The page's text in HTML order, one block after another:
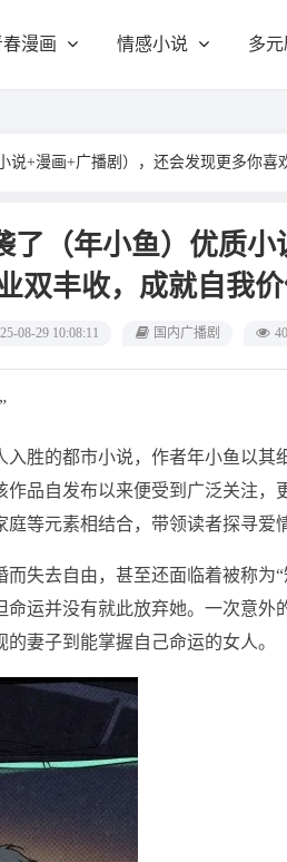
春漫画 情感小说 多
+漫画+广播剧），还会发现更多你喜
了（年小鱼）优质小
双丰收，成就自我
08-29 10:08:11 国内广播剧
入胜的都市小说，作者年小鱼以其
品自发布以来便受到广泛关注，
等元素相结合，带领读者探寻爱
失去自由，甚至还面临着被称为
运并没有就此放弃她。一次意外
妻子到能掌握自己命运的女人。